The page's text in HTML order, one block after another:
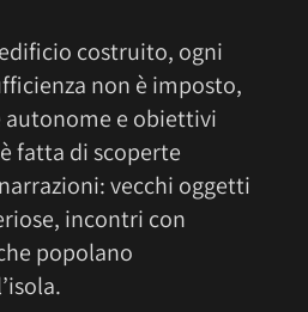
costruito, ogni
non è imposto,
e obiettivi
fatta di scoperte
vecchi oggetti
incontri con
popolano